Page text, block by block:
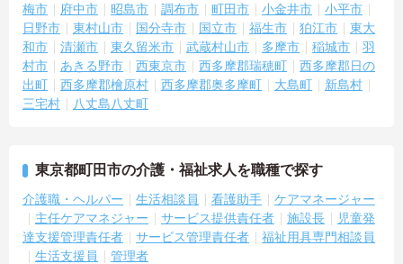
梅市
府中市 昭島市 調布市 町田市 小金井市
小平市
日野市
東村山市 国分寺市 国立市 福生市 狛江市
東大
和市
清瀬市 東久留米市 武蔵村山市 多摩市 稲城市
羽
村市
あきる野市 西東京市 西多摩郡瑞穂町
西多摩郡日の
出町
西多摩郡檜原村 西多摩郡奥多摩町 大島町
新島村
三宅村
八丈島八丈町
東京都町田市の介護・福祉求人を職種で探す
介護職・ヘルパー 生活相談員 看護助手
ケアマネージャー
主任ケアマネジャー
サービス提供責任者 施設長
児童発
達支援管理責任者
サービス管理責任者
福祉用具専門相談員
生活支援員
管理者